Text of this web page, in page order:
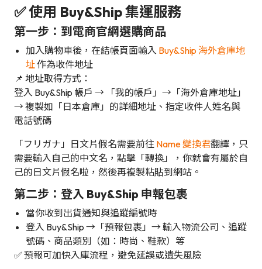
✅ 使用 Buy&Ship 集運服務
第一步：到電商官網選購商品
加入購物車後，在結帳頁面輸入 Buy&Ship 海外倉庫地
址作為收件地址
📌 地址取得方式：
登入 Buy&Ship 帳戶 → 「我的帳戶」→「海外倉庫地址」
→ 複製如「日本倉庫」的詳細地址、指定收件人姓名與
電話號碼
「フリガナ」日文片假名需要前往 Name 變換君翻譯，只
需要輸入自己的中文名，點擊「轉換」，你就會有屬於自
己的日文片假名啦，然後再複製粘貼到網站。
第二步：登入 Buy&Ship 申報包裹
當你收到出貨通知與追蹤編號時
登入 Buy&Ship →「預報包裹」→ 輸入物流公司、追蹤
號碼、商品類別（如：時尚、鞋款）等
✅ 預報可加快入庫流程，避免延誤或遺失風險